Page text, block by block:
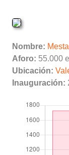
Nombre:
Aforo: 55.000
Ubicación:
Inauguración: